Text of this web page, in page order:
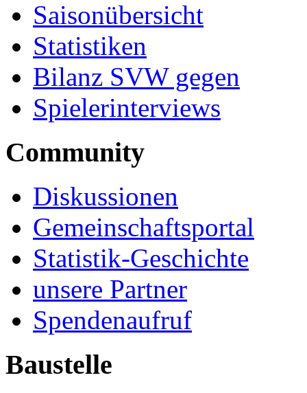
Saisonübersicht
Statistiken
Bilanz SVW gegen
Spielerinterviews
Community
Diskussionen
Gemeinschaftsportal
Statistik-Geschichte
unsere Partner
Spendenaufruf
Baustelle